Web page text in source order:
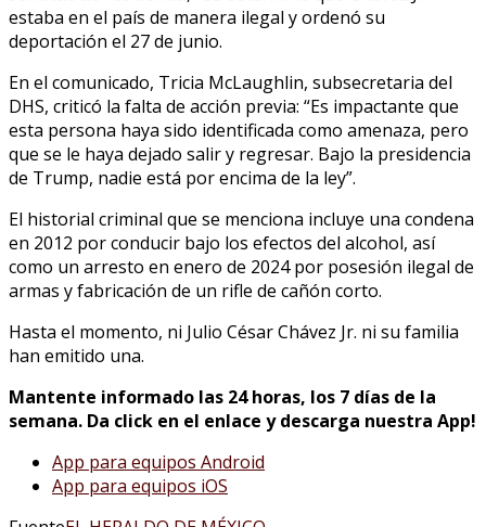
estaba en el país de manera ilegal y ordenó su
deportación el 27 de junio.
En el comunicado, Tricia McLaughlin, subsecretaria del
DHS, criticó la falta de acción previa: “Es impactante que
esta persona haya sido identificada como amenaza, pero
que se le haya dejado salir y regresar. Bajo la presidencia
de Trump, nadie está por encima de la ley”.
El historial criminal que se menciona incluye una condena
en 2012 por conducir bajo los efectos del alcohol, así
como un arresto en enero de 2024 por posesión ilegal de
armas y fabricación de un rifle de cañón corto.
Hasta el momento, ni Julio César Chávez Jr. ni su familia
han emitido una.
Mantente informado las 24 horas, los 7 días de la
semana. Da click en el enlace y descarga nuestra App!
App para equipos Android
App para equipos iOS